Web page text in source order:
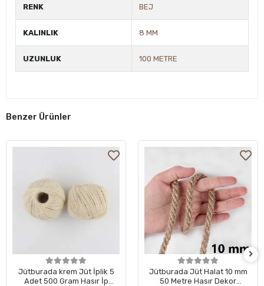
RENK BEJ
KALINLIK 8 MM
UZUNLUK 100 METRE
Benzer Ürünler
Jütburada krem Jüt İplik 5
Adet 500 Gram Hasır İp
Jütburada Jüt Halat 10 mm
50 Metre Hasır Dekor